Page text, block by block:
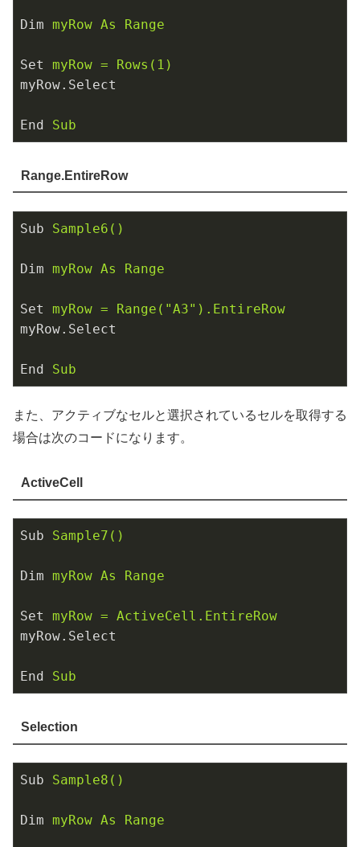
Dim myRow As Range
Set
myRow = Rows(1)
myRow.Select
End Sub
Range.EntireRow
Sub Sample6()
Dim myRow As Range
Set
myRow = Range("A3").EntireRow
myRow.Select
End Sub
また、アクティブなセルと選択されているセルを取得する
場合は次のコードになります。
ActiveCell
Sub Sample7()
Dim myRow As Range
Set
myRow = ActiveCell.EntireRow
myRow.Select
End Sub
Selection
Sub Sample8()
Dim myRow As Range